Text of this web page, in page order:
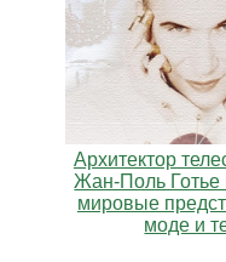
Архитектор
Жан-Поль Готье
мировые
моде и